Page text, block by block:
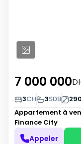
7 000 000
3CH 3SDB 290
Appartement à
Finance City
Appeler